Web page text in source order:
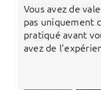
Vous avez de
pas uniquement
pratiqué avant
avez de